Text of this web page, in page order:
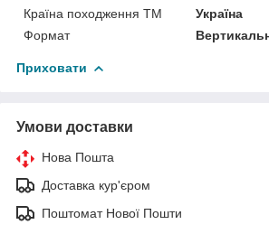
Країна походження ТМ
Україна
Формат
Приховати
Умови доставки
Нова Пошта
Доставка кур'єром
Поштомат Нової Пошти